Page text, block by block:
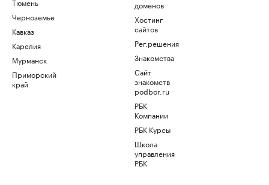
Черноземье
Кавказ
Карелия
Мурманск
Приморский
край
доменов
Хостинг
сайтов
Рег.решения
Знакомства
Сайт
знакомств
podbor.ru
РБК
Компании
РБК Курсы
Школа
управления
РБК